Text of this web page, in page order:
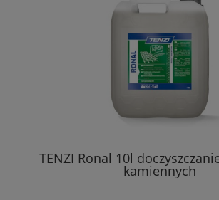
TENZI Ronal 10l
kamiennych